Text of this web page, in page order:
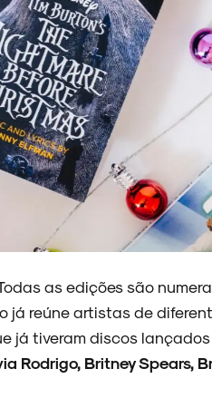
as edições são
reúne artistas de
já tiveram discos
Rodrigo, Britney Spears,